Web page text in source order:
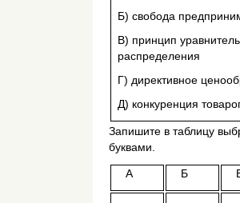
Б) свобода
В) принцип
распределения
Г) директивное
Д) конкуренция
Запишите в таблицу
буквами.
А Б